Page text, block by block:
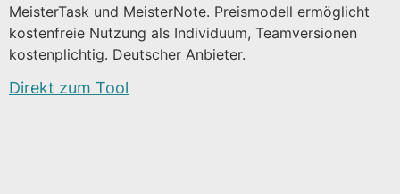
MeisterTask und MeisterNote. Preismodell ermöglicht
kostenfreie Nutzung als Individuum, Teamversionen
kostenplichtig. Deutscher Anbieter.
Direkt zum Tool